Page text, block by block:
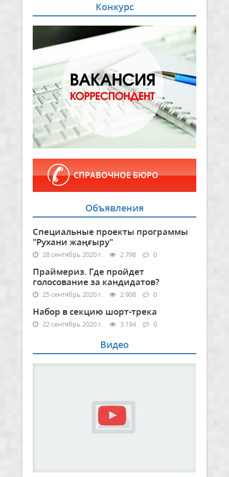
Конкурс
СПРАВОЧНОЕ БЮРО
Объявления
Специальные проекты программы
"Рухани жаңғыру"
28 сентябрь 2020 г. 2 798 0
Праймериз. Где пройдет
голосование за кандидатов?
25 сентябрь 2020 г. 2 908 0
Набор в секцию шорт-трека
22 сентябрь 2020 г. 3 194 0
Видео